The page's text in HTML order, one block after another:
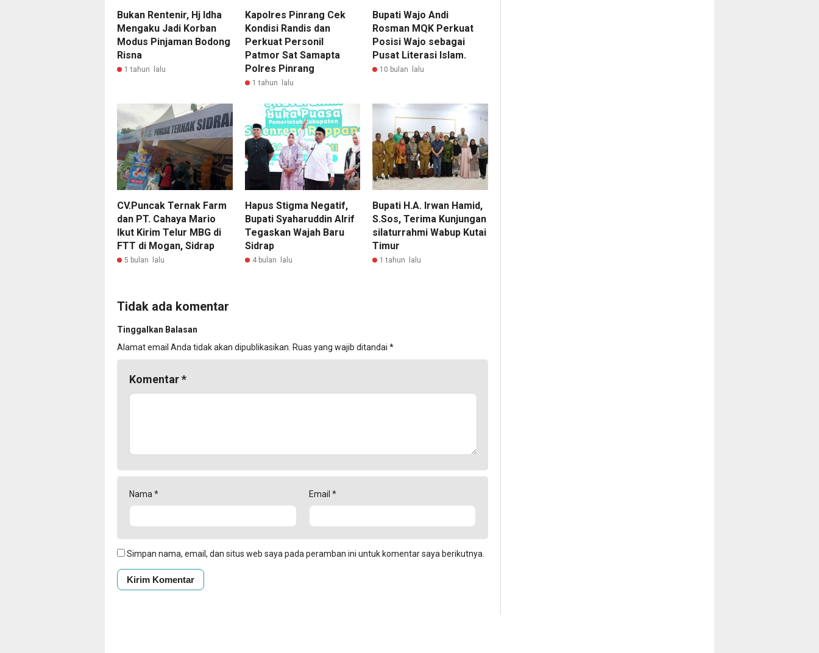
Bukan Rentenir, Hj Idha
Mengaku Jadi Korban
Modus Pinjaman Bodong
Risna
1 tahun lalu
Kapolres Pinrang Cek
Kondisi Randis dan
Perkuat Personil
Patmor Sat Samapta
Polres Pinrang
1 tahun lalu
Bupati Wajo Andi
Rosman MQK Perkuat
Posisi Wajo sebagai
Pusat Literasi Islam.
10 bulan lalu
CV.Puncak Ternak Farm
dan PT. Cahaya Mario
Ikut Kirim Telur MBG di
FTT di Mogan, Sidrap
5 bulan lalu
Hapus Stigma Negatif,
Bupati Syaharuddin Alrif
Tegaskan Wajah Baru
Sidrap
4 bulan lalu
Bupati H.A. Irwan Hamid,
S.Sos, Terima Kunjungan
silaturrahmi Wabup Kutai
Timur
1 tahun lalu
Tidak ada komentar
Tinggalkan Balasan
Alamat email Anda tidak akan dipublikasikan. Ruas yang wajib ditandai *
Komentar*
Nama * Email *
Simpan nama, email, dan situs web saya pada peramban ini untuk komentar saya berikutnya.